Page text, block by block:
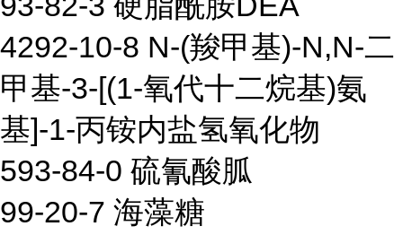
4292-10-8 N-(羧甲基)-N,N-二
甲基-3-[(1-氧代十二烷基)氨
基]-1-丙铵内盐氢氧化物
593-84-0 硫氰酸胍
99-20-7 海藻糖